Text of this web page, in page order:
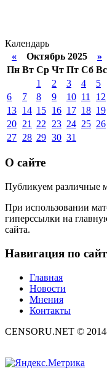
Календарь
« Октябрь 2025 »
Пн Вт Ср Чт Пт Сб Вс
1
2 3 4
5
6
7 8 9 10 11
12
13 14 15 16 17 18 19
20 21 22 23 24 25 26
27 28 29 30 31
О сайте
Публикуем различные
При использовании
гиперссылки на
сайта.
Навигация по
Главная
Новости
Мнения
Контакты
CENSORU.NET ©